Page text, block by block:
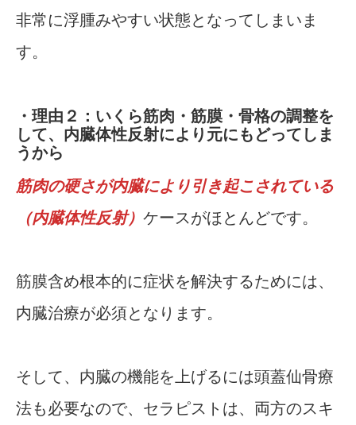
非常に浮腫みやすい状態となってしまいま
す。
・理由２：いくら筋肉・筋膜・骨格の調整を
して、内臓体性反射により元にもどってしま
うから
筋肉の硬さが内臓により引き起こされている
（内臓体性反射） ケースがほとんどです。
筋膜含め根本的に症状を解決するためには、
内臓治療が必須となります。
そして、内臓の機能を上げるには頭蓋仙骨療
法も必要なので、セラピストは、両方のスキ